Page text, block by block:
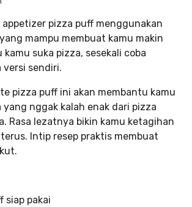
appetizer pizza puff menggunakan
mampu membuat kamu makin
kamu suka pizza, sesekali coba
versi sendiri.
pizza puff ini akan membantu kamu
nggak kalah enak dari pizza
Rasa lezatnya bikin kamu ketagihan
Intip resep praktis membuat
siap pakai